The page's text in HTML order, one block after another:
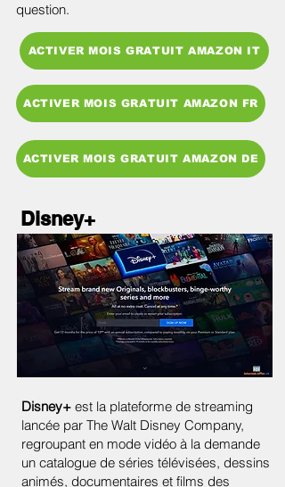
question.
ACTIVER MOIS GRATUIT AMAZON IT
ACTIVER MOIS GRATUIT AMAZON FR
ACTIVER MOIS GRATUIT AMAZON DE
Disney+
Disney+ est la plateforme de streaming
lancée par The Walt Disney Company,
regroupant en mode vidéo à la demande
un catalogue de séries télévisées, dessins
animés, documentaires et films des